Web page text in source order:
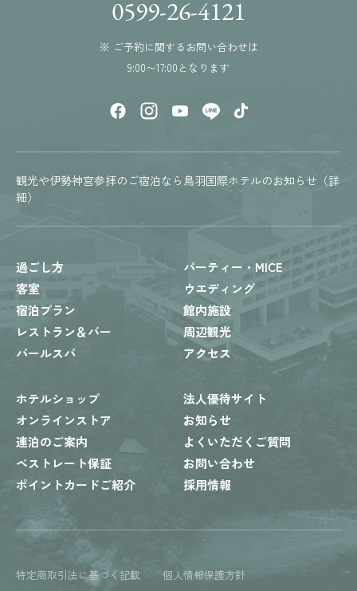
0599-26-4121
※ ご予約に関するお問い合わせは
9:00〜17:00となります
観光や伊勢神宮参拝のご宿泊なら鳥羽国際ホテルのお知らせ（詳
細）
過ごし方
客室
宿泊プラン
レストラン＆バー
パールスパ
パーティー・MICE
ウエディング
館内施設
周辺観光
アクセス
ホテルショップ
オンラインストア
連泊のご案内
ベストレート保証
ポイントカードご紹介
法人優待サイト
お知らせ
よくいただくご質問
お問い合わせ
採用情報
特定商取引法に基づく記載 個人情報保護方針